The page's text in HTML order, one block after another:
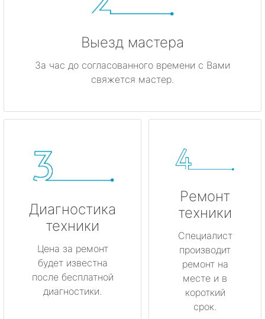
Выезд мастера
За час до согласованного времени с Вами
свяжется мастер.
Диагностика
техники
Цена за ремонт
будет известна
после бесплатной
диагностики.
Ремонт
техники
Специалист
производит
ремонт на
месте и в
короткий
срок.